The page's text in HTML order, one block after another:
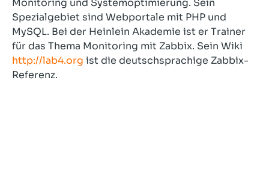
Monitoring und Systemoptimierung. Sein
Spezialgebiet sind Webportale mit PHP und
MySQL. Bei der Heinlein Akademie ist er Trainer
für das Thema Monitoring mit Zabbix. Sein Wiki
http://lab4.org ist die deutschsprachige Zabbix-
Referenz.